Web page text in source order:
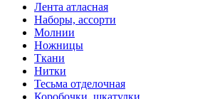
Лента атласная
Наборы, ассорти
Молнии
Ножницы
Ткани
Нитки
Тесьма отделочная
Коробочки, шкатулки